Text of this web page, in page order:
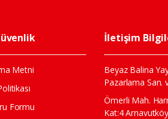
Metni
Formu
İletişim
Beyaz Balina
Pazarlama San.
Ömerli Mah.
Kat:4